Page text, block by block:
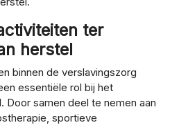
ter
herstel
binnen de verslavingszorg
essentiële rol bij het
Door samen deel te nemen aan
sportieve